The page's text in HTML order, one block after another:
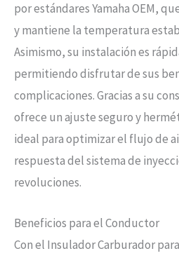
por estándares Yamaha OEM,
y mantiene la temperatura
Asimismo, su instalación es
permitiendo disfrutar de sus
complicaciones. Gracias a su
ofrece un ajuste seguro y
ideal para optimizar el flujo de
respuesta del sistema de
revoluciones.
Beneficios para el Conductor
Con el Insulador Carburador para